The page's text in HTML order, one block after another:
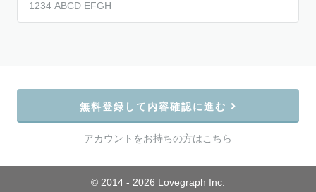
無料登録して内容確認に進む
アカウントをお持ちの方はこちら
© 2014 - 2026 Lovegraph Inc.